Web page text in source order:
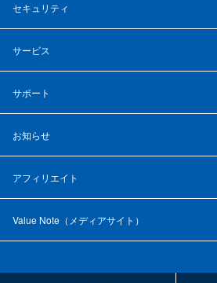
セキュリティ
サービス
サポート
お知らせ
アフィリエイト
Value Note（ メディアサイト ）